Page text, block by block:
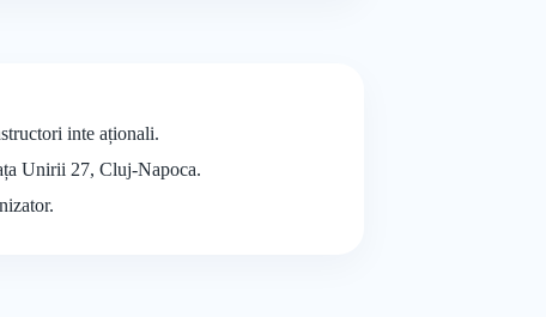
inte aționali.
Unirii 27, Cluj-Napoca.